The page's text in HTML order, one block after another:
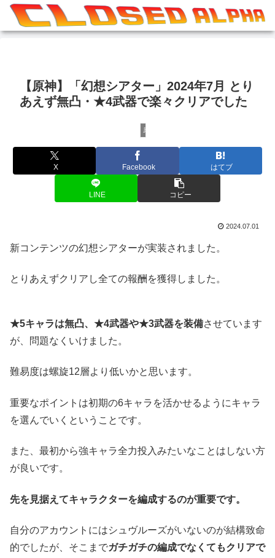
【原神】「幻想シアター」2024年7月 とり
あえず無凸・★4武器で楽々クリアでした
原神
X Facebook はてブ
LINE コピー
2024.07.01
新コンテンツの幻想シアターが実装されました。
とりあえずクリアし全ての報酬を獲得しました。
★5キャラは無凸、★4武器や★3武器を装備させています
が、問題なくいけました。
難易度は螺旋12層より低いかと思います。
重要なポイントは初期の6キャラを活かせるようにキャラ
を選んでいくということです。
また、最初から強キャラ全力投入みたいなことはしない方
が良いです。
先を見据えてキャラクターを編成するのが重要です。
自分のアカウントにはシュヴルーズがいないのが結構致命
的でしたが、そこまでガチガチの編成でなくてもクリアで